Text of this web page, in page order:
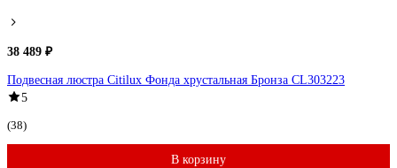
38 489 ₽
Подвесная люстра Citilux Фонда хрустальная Бронза CL303223
5
(38)
В корзину